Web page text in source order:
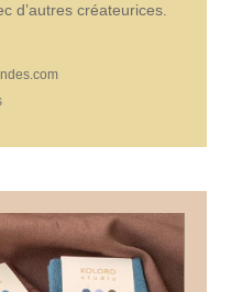
d’autres créateurices.